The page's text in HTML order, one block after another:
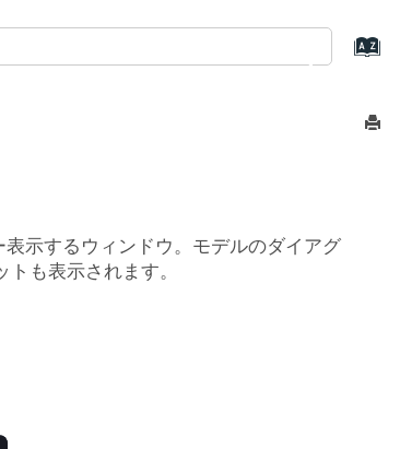
示するウィンドウ。モデルのダイアグ
も表示されます。